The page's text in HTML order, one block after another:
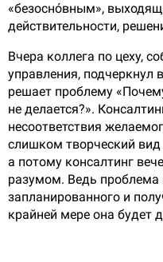
«безоснóвным»,
действительности,
Вчера коллега по цеху,
управления, подчеркнул
решает проблему
не делается?».
несоответствия
слишком творческий вид
а потому консалтинг
разумом. Ведь проблема
запланированного и
крайней мере она будет